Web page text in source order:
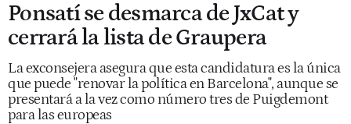
Ponsatí se desmarca de JxCat y
cerrará la lista de Graupera
La exconsejera asegura que esta candidatura es la única
que puede "renovar la política en Barcelona", aunque se
presentará a la vez como número tres de Puigdemont
para las europeas